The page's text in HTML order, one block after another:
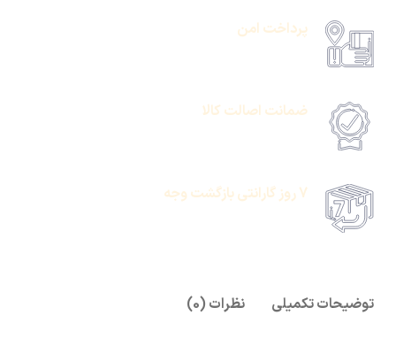
پرداخت امن
ضمانت اصالت کالا
7 روز گارانتی بازگشت وجه
توضیحات تکمیلی نظرات (0)